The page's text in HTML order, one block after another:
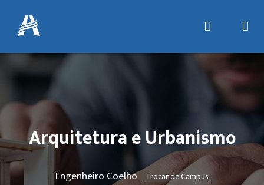
Arquitetura e Urbanismo
Engenheiro Coelho Trocar de Campus